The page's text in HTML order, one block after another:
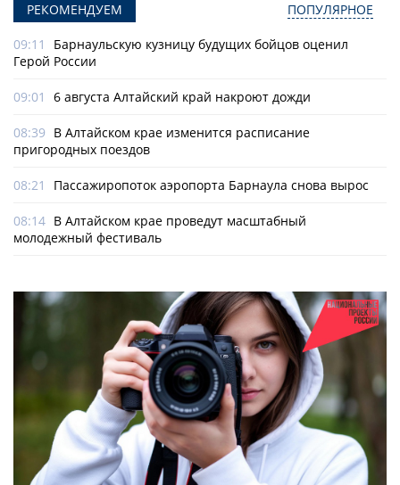
РЕКОМЕНДУЕМ ПОПУЛЯРНОЕ
09:11
Барнаульскую кузницу будущих бойцов оценил
Герой России
09:01 6 августа Алтайский край накроют дожди
08:39 В Алтайском крае изменится расписание
пригородных поездов
08:21 Пассажиропоток аэропорта Барнаула снова вырос
08:14 В Алтайском крае проведут масштабный
молодежный фестиваль